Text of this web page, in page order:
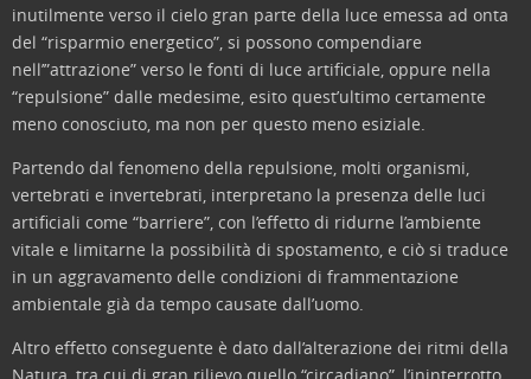
inutilmente verso il cielo gran parte della luce emessa ad onta
del “risparmio energetico”, si possono compendiare
nell’”attrazione” verso le fonti di luce artificiale, oppure nella
“repulsione” dalle medesime, esito quest’ultimo certamente
meno conosciuto, ma non per questo meno esiziale.
Partendo dal fenomeno della repulsione, molti organismi,
vertebrati e invertebrati, interpretano la presenza delle luci
artificiali come “barriere”, con l’effetto di ridurne l’ambiente
vitale e limitarne la possibilità di spostamento, e ciò si traduce
in un aggravamento delle condizioni di frammentazione
ambientale già da tempo causate dall’uomo.
Altro effetto conseguente è dato dall’alterazione dei ritmi della